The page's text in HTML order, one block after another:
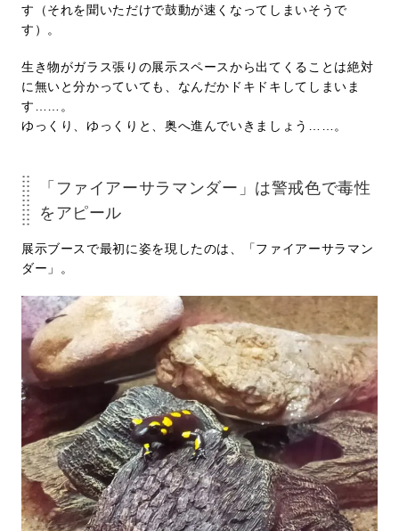
す（それを聞いただけで鼓動が速くなってしまいそうで
す）。
生き物がガラス張りの展示スペースから出てくることは絶対
に無いと分かっていても、なんだかドキドキしてしまいま
す……。
ゆっくり、ゆっくりと、奥へ進んでいきましょう……。
「ファイアーサラマンダー」は警戒色で毒性
をアピール
展示ブースで最初に姿を現したのは、「ファイアーサラマン
ダー」。